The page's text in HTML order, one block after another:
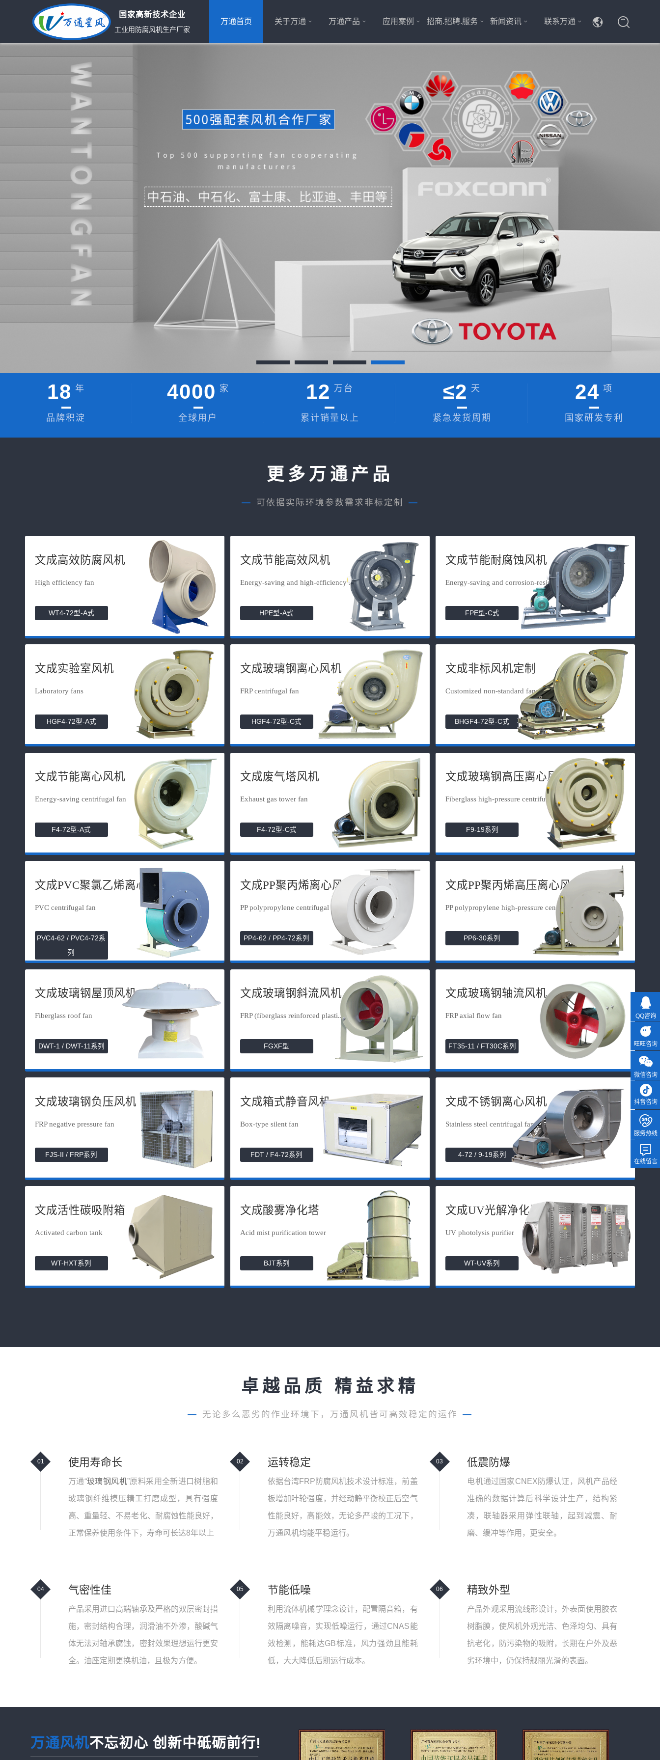
国家高新技术企业
工业用防腐风机生产厂家
万通首页 关于万通 万通产品 应用案例 招商.招聘.服务 新闻资讯 联系万通
18 年
品牌积淀
4000 家
全球用户
12 万台
累计销量以上
≤2 天
紧急发货周期
24 项
国家研发专利
更多万通产品
— 可依据实际环境参数需求非标定制 —
文成高效防腐风机
High efficiency fan
WT4-72型-A式
文成节能高效风机
Energy-saving and high-efficiency f...
HPE型-A式
文成节能耐腐蚀风机
Energy-saving and corrosion-resista...
FPE型-C式
文成实验室风机
Laboratory fans
HGF4-72型-A式
文成玻璃钢离心风机
FRP centrifugal fan
HGF4-72型-C式
文成非标风机定制
Customized non-standard fans
BHGF4-72型-C式
文成节能离心风机
Energy-saving centrifugal fan
F4-72型-A式
文成废气塔风机
Exhaust gas tower fan
F4-72型-C式
文成玻璃钢高压离心风机
Fiberglass high-pressure centrifuga...
F9-19系列
文成PVC聚氯乙烯离心风机
PVC centrifugal fan
PVC4-62 / PVC4-72系
列
文成PP聚丙烯离心风机
PP polypropylene centrifugal fan
PP4-62 / PP4-72系列
文成PP聚丙烯高压离心风机
PP polypropylene high-pressure cen...
PP6-30系列
文成玻璃钢屋顶风机
Fiberglass roof fan
DWT-1 / DWT-11系列
文成玻璃钢斜流风机
FRP (fiberglass reinforced plasti...
FGXF型
文成玻璃钢轴流风机
FRP axial flow fan
FT35-11 / FT30C系列
文成玻璃钢负压风机
FRP negative pressure fan
FJS-II / FRP系列
文成箱式静音风机
Box-type silent fan
FDT / F4-72系列
文成不锈钢离心风机
Stainless steel centrifugal fan
4-72 / 9-19系列
文成活性碳吸附箱
Activated carbon tank
WT-HXT系列
文成酸雾净化塔
Acid mist purification tower
BJT系列
文成UV光解净化器
UV photolysis purifier
WT-UV系列
卓越品质 精益求精
— 无论多么恶劣的作业环境下，万通风机皆可高效稳定的运作 —
01 使用寿命长
万通“玻璃钢风机”原料采用全新进口树脂和
玻璃钢纤维模压精工打磨成型，具有强度
高、重量轻、不易老化、耐腐蚀性能良好，
正常保养使用条件下，寿命可长达8年以上
02 运转稳定
依据台湾FRP防腐风机技术设计标准，前盖
板增加叶轮强度，并经动静平衡校正后空气
性能良好，高能效，无论多严峻的工况下，
万通风机均能平稳运行。
03 低震防爆
电机通过国家CNEX防爆认证，风机产品经
准确的数据计算后科学设计生产，结构紧
凑，联轴器采用弹性联轴，起到减震、耐
磨、缓冲等作用，更安全。
04 气密性佳
产品采用进口高端轴承及严格的双层密封措
施，密封结构合理，润滑油不外渗，酸碱气
体无法对轴承腐蚀，密封效果理想运行更安
全。油座定期更换机油，且极为方便。
05 节能低噪
利用流体机械学理念设计，配置隔音箱，有
效隔离噪音，实现低噪运行，通过CNAS能
效检测，能耗达GB标准，风力强劲且能耗
低，大大降低后期运行成本。
06 精致外型
产品外观采用流线形设计，外表面使用胶衣
树脂膜，使风机外观光洁、色泽均匀、具有
抗老化，防污染物的吸附，长期在户外及恶
劣环境中，仍保持舰丽光滑的表面。
万通风机不忘初心 创新中砥砺前行!
QQ咨询
旺旺咨询
微信咨询
抖音咨询
服务热线
在线留言